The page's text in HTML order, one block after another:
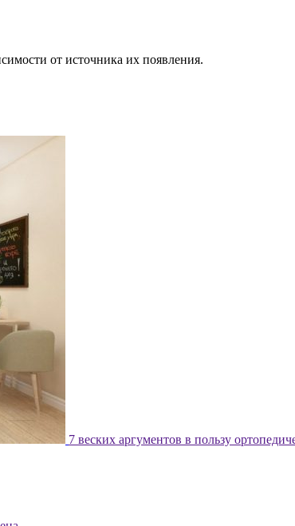
от источника их появления.
7 веских аргументов в пользу